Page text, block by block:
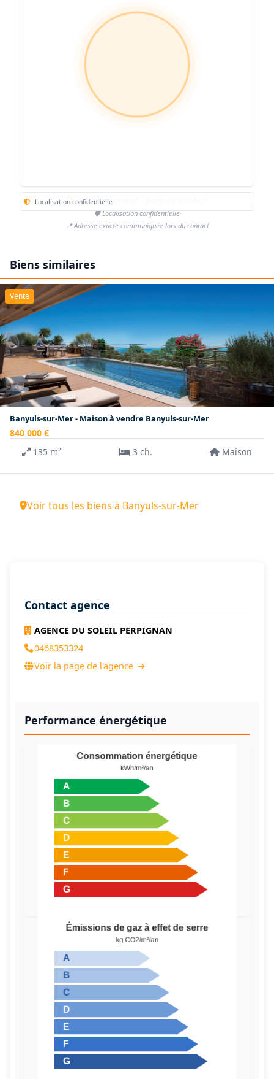
Localisation confidentielleSecteur général - Banyuls-sur-Mer
🛡️ Localisation confidentielle
📍 Adresse exacte communiquée lors du contact
Biens similaires
Vente
Banyuls-sur-Mer - Maison à vendre Banyuls-sur-Mer
840 000 €
135 m²
3 ch. Maison
Voir tous les biens à Banyuls-sur-Mer
Contact agence
AGENCE DU SOLEIL PERPIGNAN
0468353324
Voir la page de l'agence
Performance énergétique